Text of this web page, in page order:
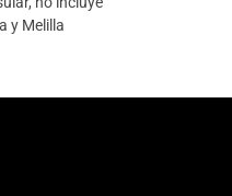
y Melilla